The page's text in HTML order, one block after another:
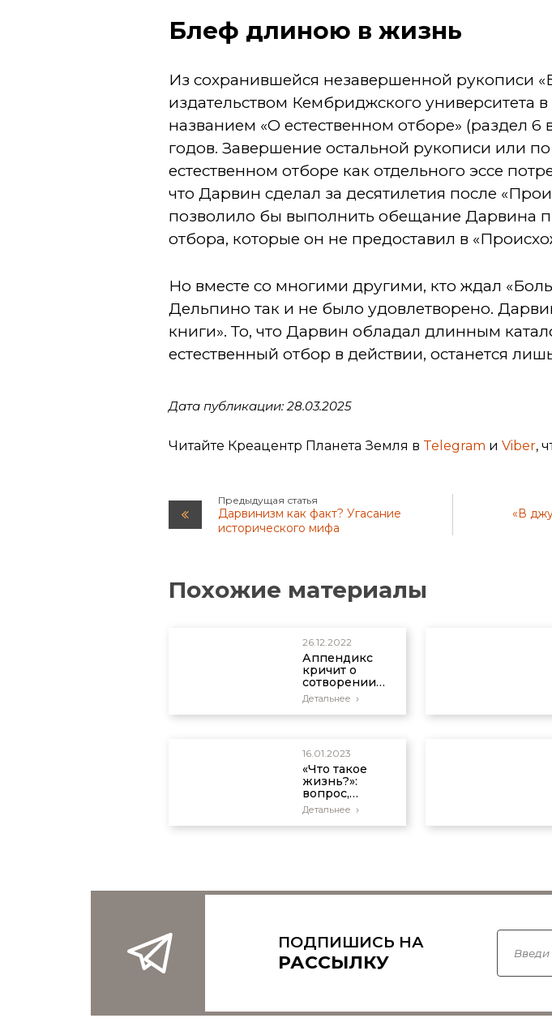
Блеф длиною в жизнь
Из сохранившейся незавершенной рукописи
издательством Кембриджского университета
названием «О естественном отборе» (раздел
годов. Завершение остальной рукописи или
естественном отборе как отдельного эссе
что Дарвин сделал за десятилетия после
позволило бы выполнить обещание Дарвина
отбора, которые он не предоставил в
Но вместе со многими другими, кто ждал
Дельпино так и не было удовлетворено.
книги». То, что Дарвин обладал длинным
естественный отбор в действии, останется
Дата публикации: 28.03.2025
Читайте Креацентр Планета Земля в Telegram иViber,
Предыдущая статья
Дарвинизм как факт? Угасание
исторического мифа
«В
Похожие материалы
26.12.2022
Аппендикс
кричит о
сотворении
(не менее 18
раз!)
Детальнее
16.01.2023
«Что такое
жизнь?»:
вопрос,
который
никогда не
задают
Детальнее
ПОДПИШИСЬ НА
РАССЫЛКУ